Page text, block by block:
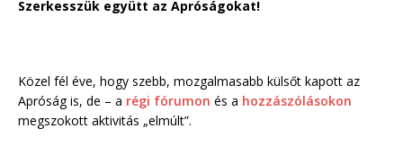
Szerkesszük együtt az Apróságokat!
Közel fél éve, hogy szebb, mozgalmasabb külsőt kapott az
Apróság is, de – a régi fórumon és a hozzászólásokon
megszokott aktivitás „elmúlt”.